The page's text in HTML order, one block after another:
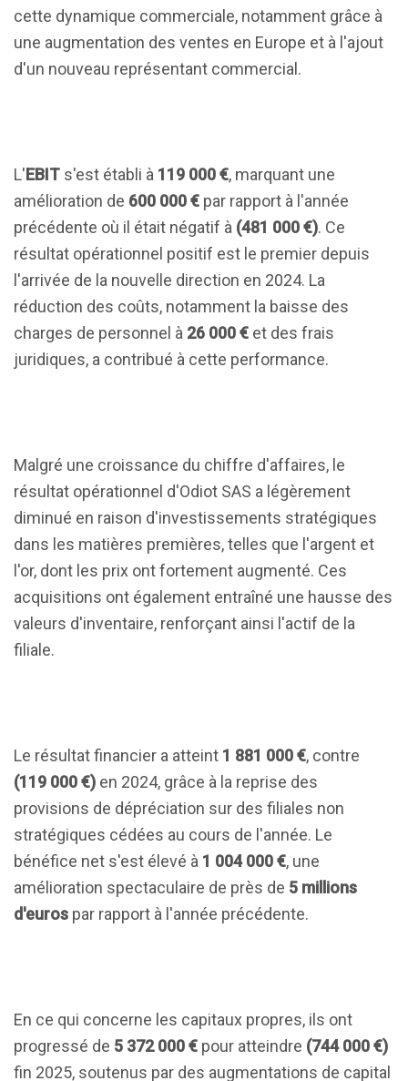
cette dynamique commerciale, notamment grâce à
une augmentation des ventes en Europe et à l'ajout
d'un nouveau représentant commercial.
L'EBIT s'est établi à 119 000 €, marquant une
amélioration de 600 000 € par rapport à l'année
précédente où il était négatif à (481 000 €). Ce
résultat opérationnel positif est le premier depuis
l'arrivée de la nouvelle direction en 2024. La
réduction des coûts, notamment la baisse des
charges de personnel à 26 000 € et des frais
juridiques, a contribué à cette performance.
Malgré une croissance du chiffre d'affaires, le
résultat opérationnel d'Odiot SAS a légèrement
diminué en raison d'investissements stratégiques
dans les matières premières, telles que l'argent et
l'or, dont les prix ont fortement augmenté. Ces
acquisitions ont également entraîné une hausse des
valeurs d'inventaire, renforçant ainsi l'actif de la
filiale.
Le résultat financier a atteint 1 881 000 €, contre
(119 000 €) en 2024, grâce à la reprise des
provisions de dépréciation sur des filiales non
stratégiques cédées au cours de l'année. Le
bénéfice net s'est élevé à 1 004 000 €, une
amélioration spectaculaire de près de 5 millions
d'euros par rapport à l'année précédente.
En ce qui concerne les capitaux propres, ils ont
progressé de 5 372 000 € pour atteindre (744 000 €)
fin 2025, soutenus par des augmentations de capital